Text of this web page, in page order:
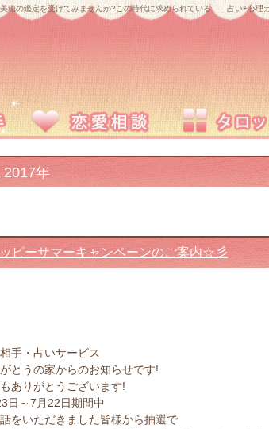
穂の鑑定を受けてみませんか?この時代に求められている 占い+心理
2017年
ピーサマーキャンペーンのご案内☆彡
手・占いサービス
とうの家からのお知らせです!
ありがとうございます!
日～7月22日期間中
をいただきました皆様から抽選で